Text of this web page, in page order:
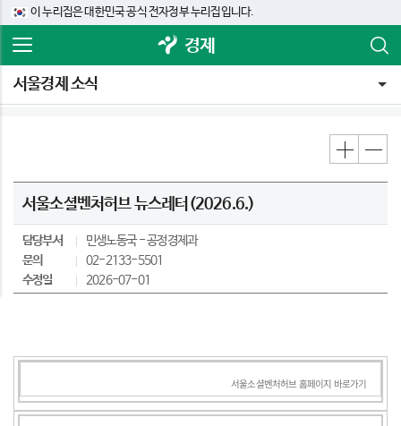
이 누리집은 대한민국 공식 전자정부 누리집입니다.
경제
서울경제 소식
서울소셜벤처허브 뉴스레터(2026.6.)
담당부서 민생노동국
공정경제과
문의
02-2133-5501
수정일
2026-07-01
서울소셜벤처허브 홈페이지 바로가기